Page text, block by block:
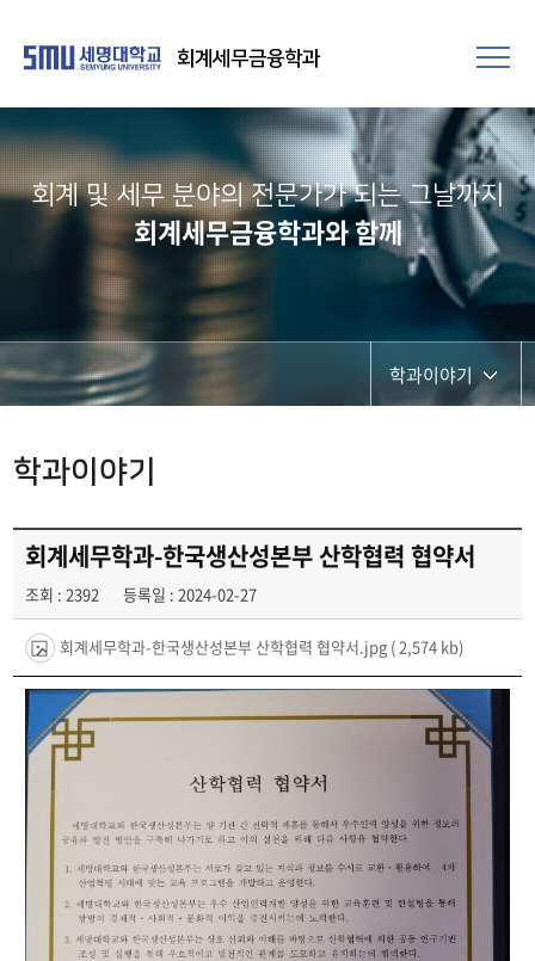
회계세무금융학과
회계 및 세무 분야의 전문가가 되는 그날까지
회계세무금융학과와 함께
학과이야기
학과이야기
학과이야기
회계세무학과-한국생산성본부 산학협력 협약서
조회 : 2392 등록일 : 2024-02-27
회계세무학과-한국생산성본부 산학협력 협약서.jpg ( 2,574 kb)